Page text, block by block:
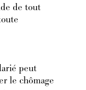
de tout
peut
le chômage